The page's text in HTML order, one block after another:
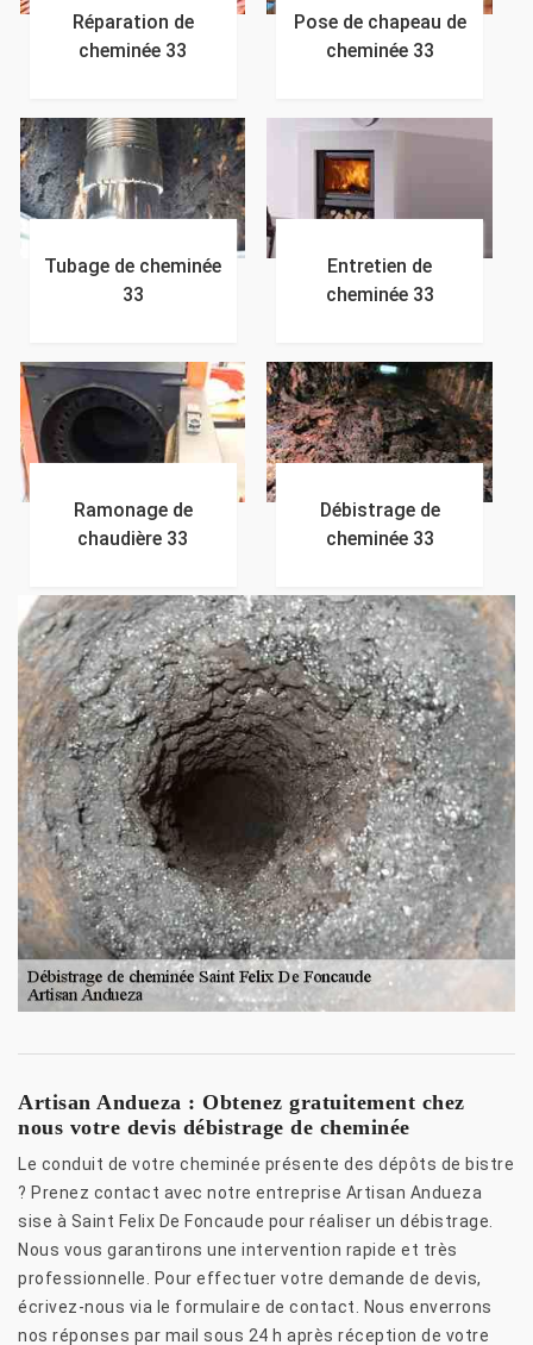
Réparation de
cheminée 33
Pose de chapeau de
cheminée 33
Tubage de cheminée
33
Entretien de
cheminée 33
Ramonage de
chaudière 33
Débistrage de
cheminée 33
Artisan Andueza : Obtenez gratuitement chez
nous votre devis débistrage de cheminée
Le conduit de votre cheminée présente des dépôts de bistre
? Prenez contact avec notre entreprise Artisan Andueza
sise à Saint Felix De Foncaude pour réaliser un débistrage.
Nous vous garantirons une intervention rapide et très
professionnelle. Pour effectuer votre demande de devis,
écrivez-nous via le formulaire de contact. Nous enverrons
nos réponses par mail sous 24 h après réception de votre